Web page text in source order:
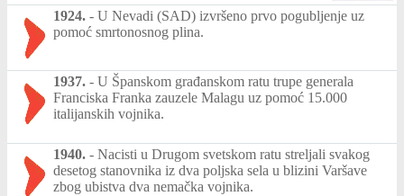
1924. - U Nevadi (SAD) izvršeno prvo pogubljenje uz
pomoć smrtonosnog plina.
1937. - U Španskom građanskom ratu trupe generala
Franciska Franka zauzele Malagu uz pomoć 15.000
italijanskih vojnika.
1940. - Nacisti u Drugom svetskom ratu streljali svakog
desetog stanovnika iz dva poljska sela u blizini Varšave
zbog ubistva dva nemačka vojnika.